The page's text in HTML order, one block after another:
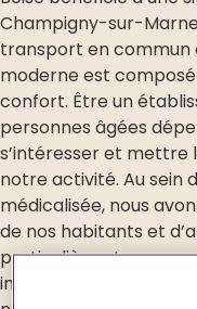
Champigny-sur-
transport en commun
moderne est
confort. Être un
personnes âgées
s’intéresser et mettre
notre activité. Au sein
médicalisée, nous
de nos habitants et
particulière et
important que cette